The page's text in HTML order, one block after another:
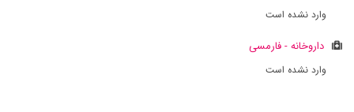
وارد نشده است
داروخانه - فارمسی
وارد نشده است